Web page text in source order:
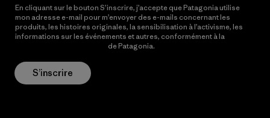
En cliquant sur le bouton S’inscrire, j’accepte que Patagonia utilise
mon adresse e-mail pour m’envoyer des e-mails concernant les
produits, les histoires originales, la sensibilisation à l’activisme, les
informations sur les événements et autres, conformément à la
de Patagonia.
S’inscrire